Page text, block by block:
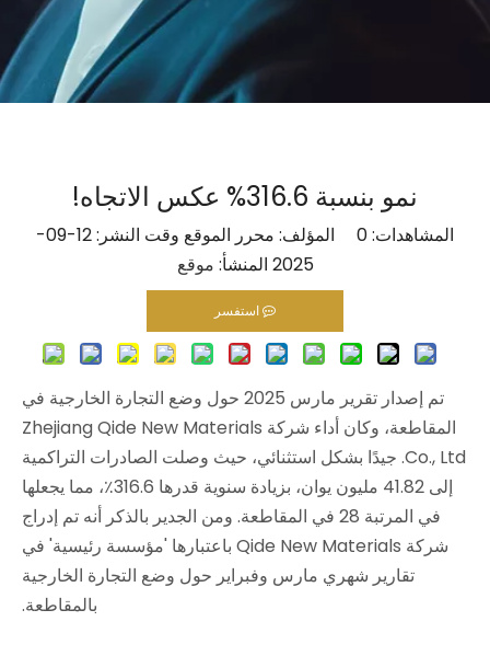
نمو بنسبة 316.6% عكس الاتجاه!
المشاهدات:0
المؤلف: محرر الموقع وقت النشر: 12-09-
2025 المنشأ:
موقع
استفسر
تم إصدار تقرير مارس 2025 حول وضع التجارة الخارجية في
المقاطعة، وكان أداء شركة Zhejiang Qide New Materials
Co., Ltd. جيدًا بشكل استثنائي، حيث وصلت الصادرات التراكمية
إلى 41.82 مليون يوان، بزيادة سنوية قدرها 316.6٪، مما يجعلها
في المرتبة 28 في المقاطعة. ومن الجدير بالذكر أنه تم إدراج
شركة Qide New Materials باعتبارها 'مؤسسة رئيسية' في
تقارير شهري مارس وفبراير حول وضع التجارة الخارجية
بالمقاطعة.